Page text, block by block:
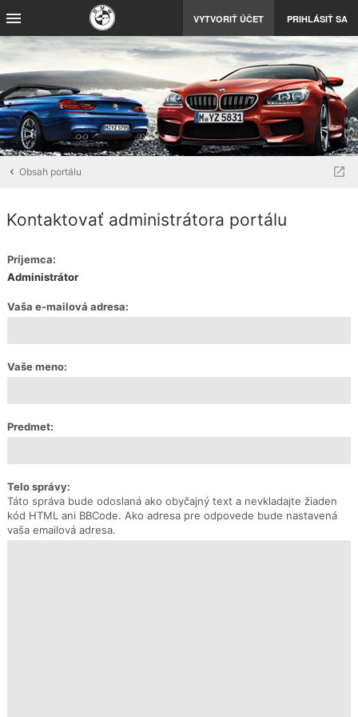
VYTVORIŤ ÚČET PRIHLÁSIŤ SA
Obsah portálu
Kontaktovať administrátora portálu
Príjemca:
Administrátor
Vaša e-mailová adresa:
Vaše meno:
Predmet:
Telo správy:
Táto správa bude odoslaná ako obyčajný text a nevkladajte žiaden
kód HTML ani BBCode. Ako adresa pre odpovede bude nastavená
vaša emailová adresa.